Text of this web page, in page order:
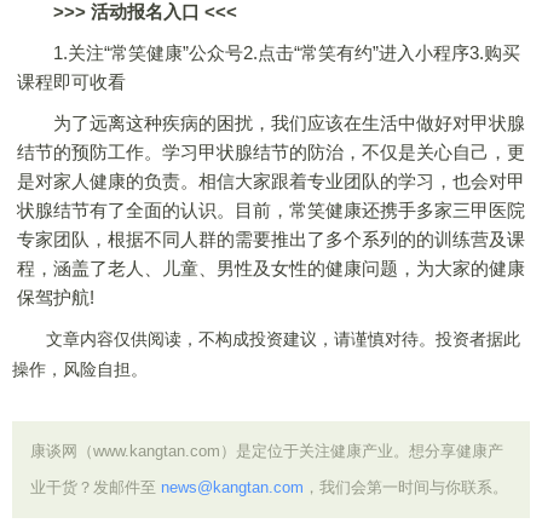
>>> 活动报名入口 <<<
1.关注“常笑健康”公众号2.点击“常笑有约”进入小程序3.购买
课程即可收看
为了远离这种疾病的困扰，我们应该在生活中做好对甲状腺
结节的预防工作。学习甲状腺结节的防治，不仅是关心自己，更
是对家人健康的负责。相信大家跟着专业团队的学习，也会对甲
状腺结节有了全面的认识。目前，常笑健康还携手多家三甲医院
专家团队，根据不同人群的需要推出了多个系列的的训练营及课
程，涵盖了老人、儿童、男性及女性的健康问题，为大家的健康
保驾护航!
文章内容仅供阅读，不构成投资建议，请谨慎对待。投资者据此
操作，风险自担。
康谈网（www.kangtan.com）是定位于关注健康产业。想分享健康产
业干货？发邮件至 news@kangtan.com ，我们会第一时间与你联系。